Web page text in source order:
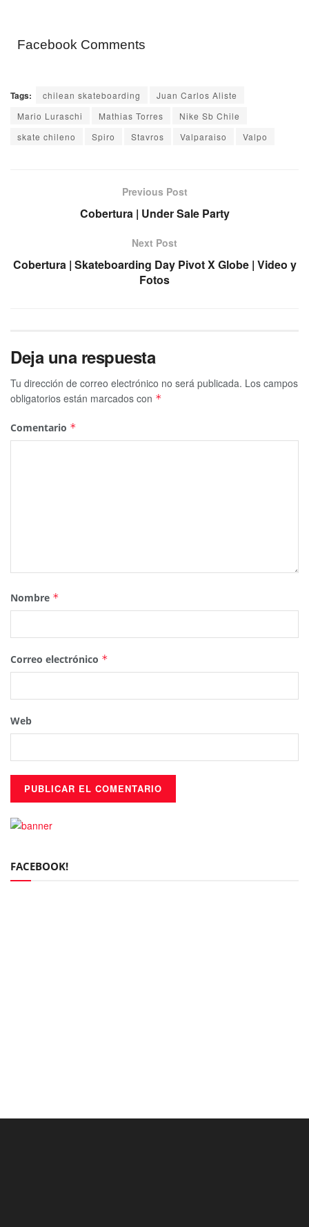
Facebook Comments
Tags: chilean skateboarding
Juan Carlos Aliste
Mario Luraschi
Mathias Torres
Nike Sb Chile
skate chileno
Spiro Stavros Valparaiso Valpo
Previous Post
Cobertura | Under Sale Party
Next Post
Cobertura | Skateboarding Day Pivot X Globe | Video y
Fotos
Deja una respuesta
Tu dirección de correo electrónico no será publicada. Los campos
obligatorios están marcados con *
Comentario *
Nombre *
Correo electrónico *
Web
FACEBOOK!